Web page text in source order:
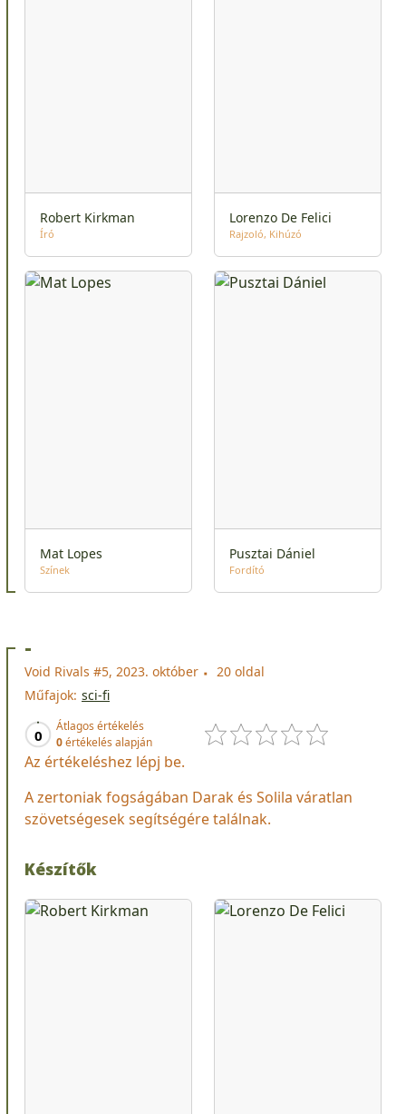
Robert Kirkman
Író
Lorenzo De Felici
Rajzoló Kihúzó
Mat Lopes
Színek
Pusztai Dániel
Fordító
-
Void Rivals #5, 2023. október
20 oldal
Műfajok: sci-fi
0
Átlagos értékelés
0értékelés alapján
Az értékeléshez lépj be.
A zertoniak fogságában Darak és Solila váratlan
szövetségesek segítségére találnak.
Készítők